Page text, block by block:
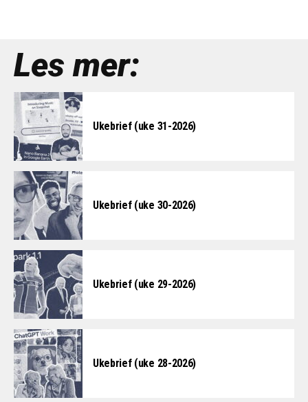
Les mer:
Ukebrief (uke 31-2026)
Ukebrief (uke 30-2026)
Ukebrief (uke 29-2026)
Ukebrief (uke 28-2026)